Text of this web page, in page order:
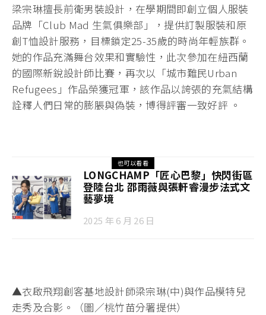
梁宗琳擅長前衛男裝設計，在學期間即創立個人服裝
品牌「Club Mad 生氣俱樂部」，提供訂製服裝和原
創T恤設計服務，目標鎖定25-35歲的時尚年輕族群。
她的作品充滿舞台效果和實驗性，此次參加在紐西蘭
的國際新銳設計師比賽，再次以「城市難民Urban
Refugees」作品榮獲冠軍，該作品以誇張的充氣結構
詮釋人們日常的膨脹與偽裝，博得評審一致好評 。
也可以看看
LONGCHAMP「匠心巴黎」快閃街區
登陸台北 邵雨薇與張軒睿漫步法式文
藝夢境
2025 年 6 月 26 日
▲衣啟飛翔創客基地設計師梁宗琳(中)與作品模特兒
走秀及合影。（圖／桃竹苗分署提供）